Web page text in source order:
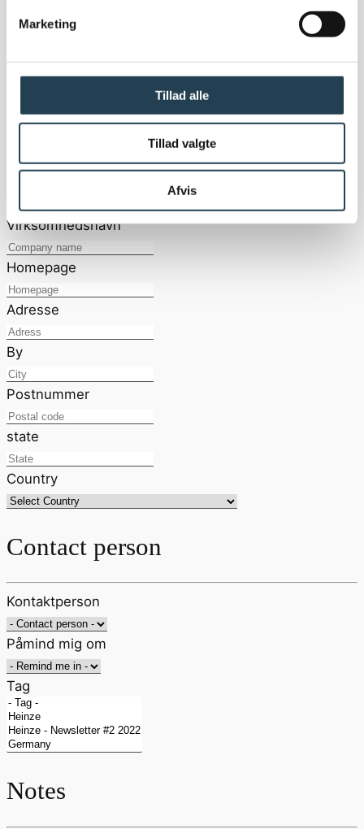
Marketing
Tillad alle
Tillad valgte
Afvis
Erhverv
Titel
Billing information
Virksomhedsnavn
Homepage
Adresse
By
Postnummer
state
Country
Contact person
Kontaktperson
Påmind mig om
Tag
Notes